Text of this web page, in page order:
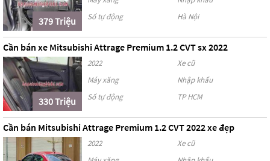
379 Triệu
Số tự động
Hà Nội
Cần bán xe Mitsubishi Attrage Premium 1.2 CVT sx 2022
330 Triệu
2022
Xe cũ
Máy xăng
Nhập khẩu
Số tự động
TP HCM
Cần bán Mitsubishi Attrage Premium 1.2 CVT 2022 xe đẹp
2022
Xe cũ